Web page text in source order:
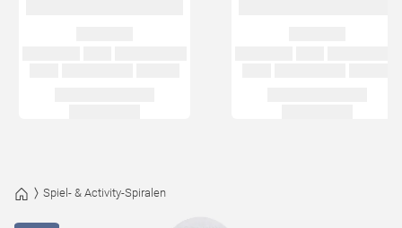
Spiel- & Activity-Spiralen